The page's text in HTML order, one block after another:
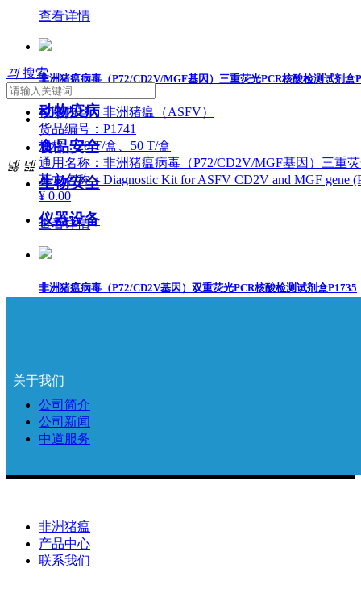
查看详情
非洲猪瘟病毒（P72/CD2V/MGF基因）三重荧光PCR核酸检测试剂盒
检测内容：非洲猪瘟（ASFV）
货品编号：P1741
规格：20 T/盒、50 T/盒
通用名称：非洲猪瘟病毒（P72/CD2V/MGF基因）三重
英文名称：Diagnostic Kit for ASFV CD2V and MGF gene
¥ 0.00
查看详情
非洲猪瘟病毒（P72/CD2V基因）双重荧光PCR核酸检测试剂盒P1735
通用名称：非洲猪瘟病毒（P72/CD2V基因）双重荧光
英文名称：Diagnostic Kit for ASFV P72 and CD2V gene
¥ 0.00
查看详情
끠 搜索
动物疫病
食品安全
生物安全
仪器设备
넳 넲
关于我们
公司简介
公司新闻
中道服务
非洲猪瘟
产品中心
联系我们